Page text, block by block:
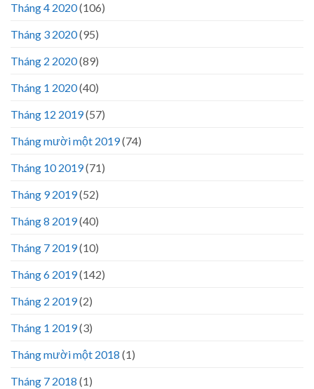
Tháng 4 2020(106)
Tháng 3 2020(95)
Tháng 2 2020(89)
Tháng 1 2020(40)
Tháng 12 2019(57)
Tháng mười một 2019(74)
Tháng 10 2019(71)
Tháng 9 2019(52)
Tháng 8 2019(40)
Tháng 7 2019(10)
Tháng 6 2019(142)
Tháng 2 2019(2)
Tháng 1 2019(3)
Tháng mười một 2018 (1)
Tháng 7 2018 (1)